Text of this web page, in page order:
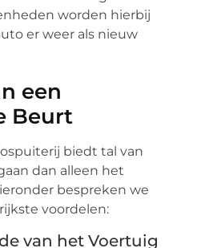
worden hierbij
er weer als nieuw
een
Beurt
biedt tal van
dan alleen het
bespreken we
voordelen:
van het Voertuig